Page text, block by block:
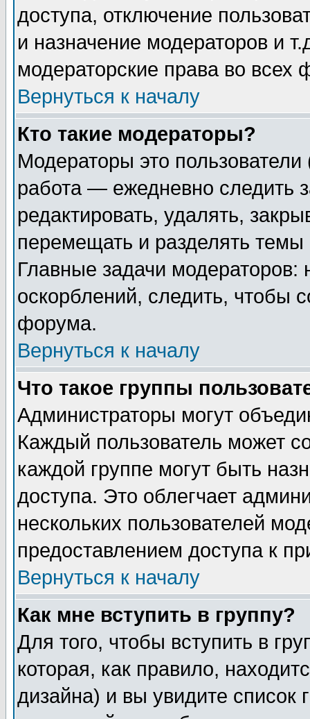
доступа, отключение
и назначение модераторов и
модераторские права во всех
Вернуться к началу
Кто такие модераторы?
Модераторы это
работа — ежедневно следить
редактировать, удалять,
перемещать и разделять
Главные задачи
оскорблений, следить, чтобы
форума.
Вернуться к началу
Что такое группы
Администраторы могут
Каждый пользователь может
каждой группе могут быть
доступа. Это облегчает
нескольких пользователей
предоставлением доступа к
Вернуться к началу
Как мне вступить в группу?
Для того, чтобы вступить в
которая, как правило,
дизайна) и вы увидите список